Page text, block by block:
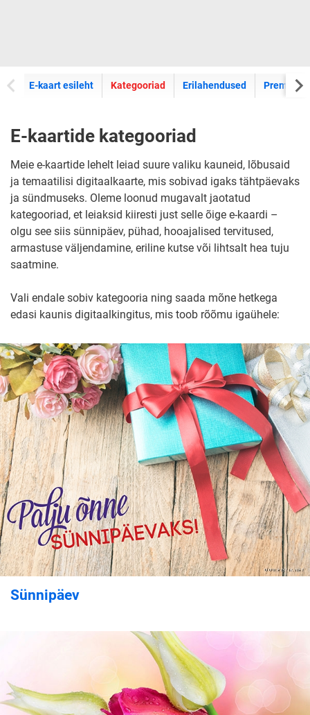
E-kaart esileht E-kaartide
Kategooriad Erilahendused Premium
E-kaartide kategooriad
Meie e-kaartide lehelt leiad suure valiku kauneid, lõbusaid
ja temaatilisi digitaalkaarte, mis sobivad igaks tähtpäevaks
ja sündmuseks. Oleme loonud mugavalt jaotatud
kategooriad, et leiaksid kiiresti just selle õige e-kaardi –
olgu see siis sünnipäev, pühad, hooajalised tervitused,
armastuse väljendamine, eriline kutse või lihtsalt hea tuju
saatmine.
Vali endale sobiv kategooria ning saada mõne hetkega
edasi kaunis digitaalkingitus, mis toob rõõmu igaühele:
Sünnipäev